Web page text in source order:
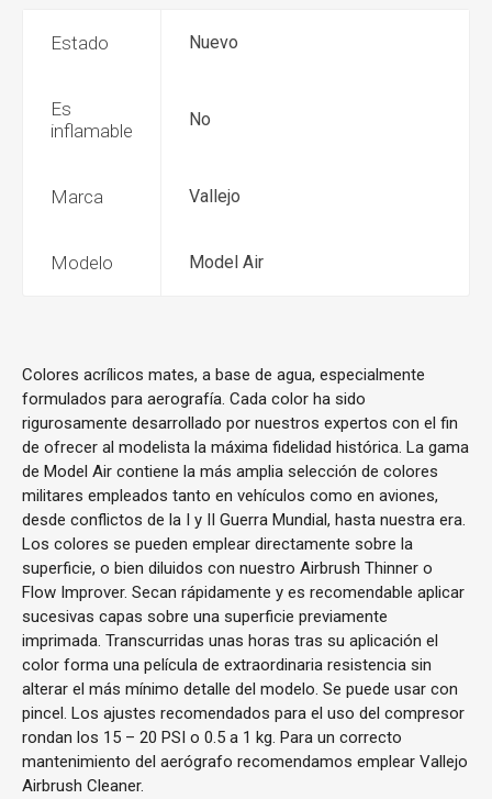
Estado Nuevo
Es
inflamable
No
Marca Vallejo
Modelo Model Air
Colores acrílicos mates, a base de agua, especialmente
formulados para aerografía. Cada color ha sido
rigurosamente desarrollado por nuestros expertos con el fin
de ofrecer al modelista la máxima fidelidad histórica. La gama
de Model Air contiene la más amplia selección de colores
militares empleados tanto en vehículos como en aviones,
desde conflictos de la I y II Guerra Mundial, hasta nuestra era.
Los colores se pueden emplear directamente sobre la
superficie, o bien diluidos con nuestro Airbrush Thinner o
Flow Improver. Secan rápidamente y es recomendable aplicar
sucesivas capas sobre una superficie previamente
imprimada. Transcurridas unas horas tras su aplicación el
color forma una película de extraordinaria resistencia sin
alterar el más mínimo detalle del modelo. Se puede usar con
pincel. Los ajustes recomendados para el uso del compresor
rondan los 15 – 20 PSI o 0.5 a 1 kg. Para un correcto
mantenimiento del aerógrafo recomendamos emplear Vallejo
Airbrush Cleaner.